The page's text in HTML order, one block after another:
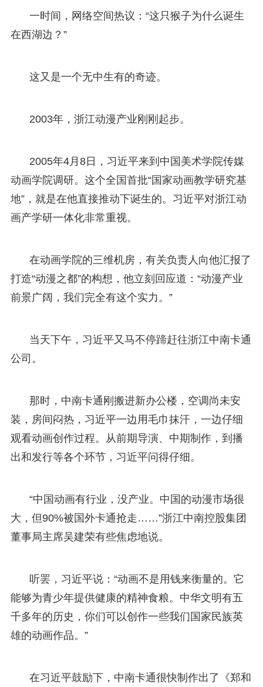
一时间，网络空间热议：“这只猴子为什么诞生
在西湖边？”
这又是一个无中生有的奇迹。
2003年，浙江动漫产业刚刚起步。
2005年4月8日，习近平来到中国美术学院传媒
动画学院调研。这个全国首批“国家动画教学研究基
地”，就是在他直接推动下诞生的。习近平对浙江动
画产学研一体化非常重视。
在动画学院的三维机房，有关负责人向他汇报了
打造“动漫之都”的构想，他立刻回应道：“动漫产业
前景广阔，我们完全有这个实力。”
当天下午，习近平又马不停蹄赶往浙江中南卡通
公司。
那时，中南卡通刚搬进新办公楼，空调尚未安
装，房间闷热，习近平一边用毛巾抹汗，一边仔细
观看动画创作过程。从前期导演、中期制作，到播
出和发行等各个环节，习近平问得仔细。
“中国动画有行业，没产业。中国的动漫市场很
大，但90%被国外卡通抢走……”浙江中南控股集团
董事局主席吴建荣有些焦虑地说。
听罢，习近平说：“动画不是用钱来衡量的。它
能够为青少年提供健康的精神食粮。中华文明有五
千多年的历史，你们可以创作一些我们国家民族英
雄的动画作品。”
在习近平鼓励下，中南卡通很快制作出了《郑和